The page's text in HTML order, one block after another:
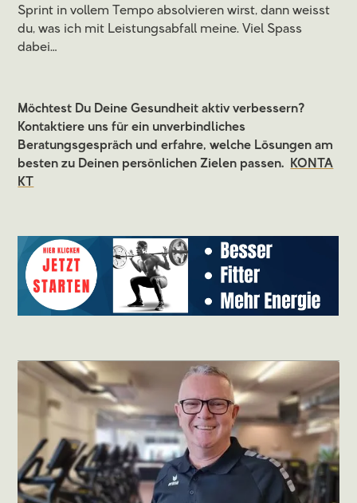
Sprint in vollem Tempo absolvieren wirst, dann weisst
du, was ich mit Leistungsabfall meine. Viel Spass
dabei…
Möchtest Du Deine Gesundheit aktiv verbessern?
Kontaktiere uns für ein unverbindliches
Beratungsgespräch und erfahre, welche Lösungen am
besten zu Deinen persönlichen Zielen passen.
KONTA
KT